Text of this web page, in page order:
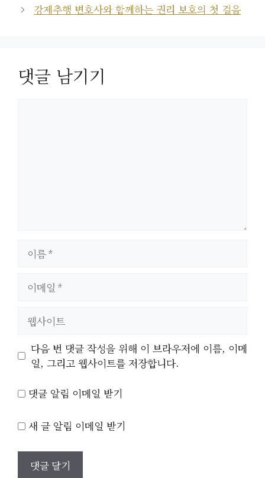
강제추행 변호사와 함께하는 권리 보호의 첫 걸음
댓글 남기기
트
다음 번 댓글 작성을 위해 이 브라우저에 이름, 이메
일, 그리고 웹사이트를 저장합니다.
댓글 알림 이메일 받기
새 글 알림 이메일 받기